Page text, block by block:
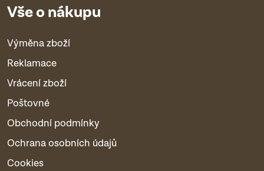
Vše o nákupu
Výměna zboží
Reklamace
Vrácení zboží
Poštovné
Obchodní podmínky
Ochrana osobních údajů
Cookies